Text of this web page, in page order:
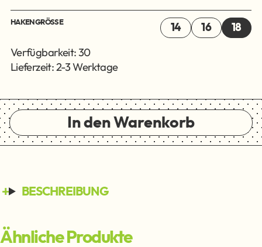
HAKENGRÖSSE 14 16 18
Verfügbarkeit: 30
Lieferzeit: 2-3 Werktage
In den Warenkorb
BESCHREIBUNG
Ähnliche Produkte